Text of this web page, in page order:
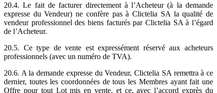
20.4. Le fait de facturer directement à l’Acheteur (à la demande
expresse du Vendeur) ne confère pas à Clictelia SA la qualité de
vendeur professionnel des biens facturés par Clictelia SA à l’égard
de l’Acheteur.
20.5. Ce type de vente est expressément réservé aux acheteurs
professionnels (avec un numéro de TVA).
20.6. A la demande expresse du Vendeur, Clictelia SA remettra à ce
dernier, toutes les coordonnées de tous les Membres ayant fait une
Offre pour tout Lot mis en vente, et ce, avec l’accord exprès du